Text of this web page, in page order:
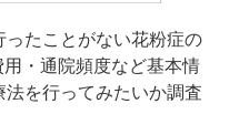
たことがない花粉症の
・通院頻度など基本情
を行ってみたいか調査